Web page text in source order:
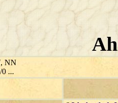
, NN
0 ...